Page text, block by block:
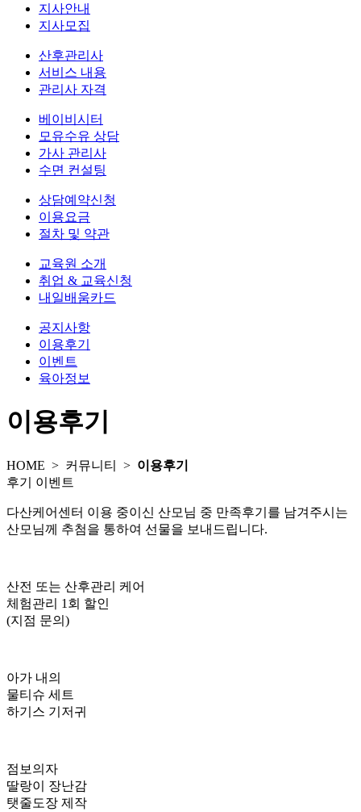
지사안내
지사모집
산후관리사
서비스 내용
관리사 자격
베이비시터
모유수유 상담
가사 관리사
수면 컨설팅
상담예약신청
이용요금
절차 및 약관
교육원 소개
취업 & 교육신청
내일배움카드
공지사항
이용후기
이벤트
육아정보
이용후기
HOME > 커뮤니티 > 이용후기
후기 이벤트
다산케어센터 이용 중이신 산모님 중 만족후기를 남겨주시는
산모님께 추첨을 통하여 선물을 보내드립니다.
산전 또는 산후관리 케어
체험관리 1회 할인
(지점 문의)
아가 내의
물티슈 세트
하기스 기저귀
점보의자
딸랑이 장난감
탯줄도장 제작